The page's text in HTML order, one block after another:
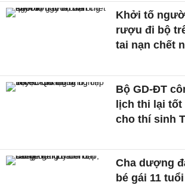
Khởi tố
rượu đi bộ
tai nạn chết
Bộ GD-ĐT
lịch thi lại tốt
cho thí sinh
Cha dượng
bé gái 11